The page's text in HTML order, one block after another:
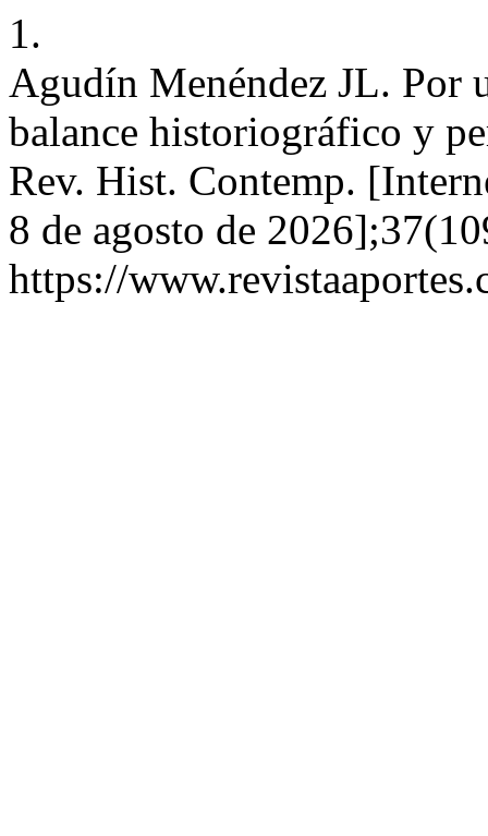
1.
Agudín Menéndez JL. Por
balance historiográfico y
Rev. Hist. Contemp.
8 de agosto de
https://